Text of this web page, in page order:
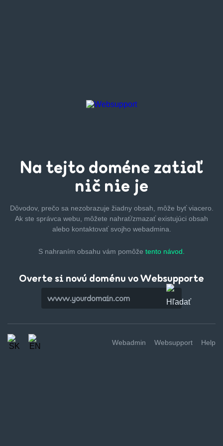
Na tejto doméne zatiaľ
nič nie je
Dôvodov, prečo sa nezobrazuje žiadny obsah, môže byťviacero.
Ak ste správca webu, môžete nahrať/zmazaťexistujúci obsah
alebo kontaktovať svojho webadmina.
S nahraním obsahu vám pomôže tento návod.
Overte si novú doménu vo Websupporte
Webadmin Websupport Help